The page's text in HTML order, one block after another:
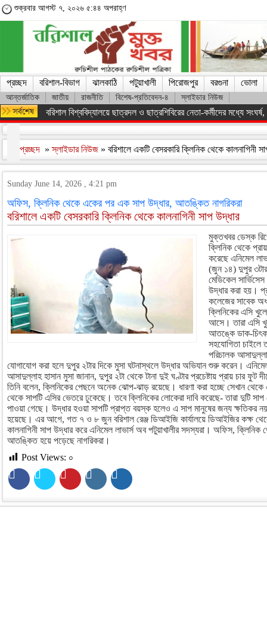
শুক্রবার আগস্ট ৭, ২০২৬ ৫:৪৪ অপরাহ্ণ
প্রচ্ছদ বরিশাল-বিভাগ ঝালকাঠি পটুয়াখালী পিরোজপুর বরগুনা ভোলা
আন্তর্জাতিক জাতীয় রাজনীতি বিশেষ-প্রতিবেদন-৪ স্লাইডার নিউজ
অসংখ্য শহিদের রক্তের বিনিময়ে ফ্যাসিস্ট সরকারকে হটানো সম্ভব হয়েছে :
প্রচ্ছদ »স্লাইডার নিউজ » বরিশালে একটি বেসরকারি ক্লিনিক থেকে কালনাগিনী
Sunday June 14, 2026 , 4:21 pm
অফিস, ক্লিনিক থেকে একের পর এক সাপ উদ্ধার, আতঙ্কিত নাগরিকরা
বরিশালে একটি বেসরকারি ক্লিনিক থেকে কালনাগিনী সাপ উদ্ধার
মুক্তখবর ডেস্ক
ক্লিনিক থেকে
করেছে এনিমেল
(জুন ১৪) দুপুর ৩টার
মেডিকেল
উদ্ধার করা হয়।
কলেজের সাবেক
ক্লিনিকের এসি
আসে। তারা এসি
আতঙ্কে ডাক-
সহযোগিতা চাইলে
পরিচালক
যোগাযোগ করা হলে দুপুর ২টার দিকে মুসা ঘটনাস্থলে উদ্ধার অভিযান শুরু করেন। এনিমেল
আসাদুল্লাহ হাসান মুসা জানান, দুপুর ২টা থেকে টানা দুই ঘণ্টার প্রচেষ্টায় প্রায় চার ফুট
তিনি বলেন, ক্লিনিকের পেছনে অনেক ঝোপ-ঝাড় রয়েছে। ধারণা করা হচ্ছে সেখান থেকে
থেকে সাপটি এসির ভেতরে ঢুকেছে। তবে ক্লিনিকের লোকেরা দাবি করেছে- তারা দুটি
পাওয়া গেছে। উদ্ধার হওয়া সাপটি প্রাপ্ত বয়স্ক হলেও এ সাপ মানুষের জন্য ক্ষতিকর
হয়েছে। এর আগে, গত ৭ ও ৮ জুন বরিশাল রেঞ্জ ডিআইজি কার্যালয়ে ডিআইজির কক্ষ
কালনাগিনী সাপ উদ্ধার করে এনিমেল লাভার্স অব পটুয়াখালীর সদস্যরা। অফিস,
আতঙ্কিত হয়ে পড়েছে নাগরিকরা।
Post Views: ০